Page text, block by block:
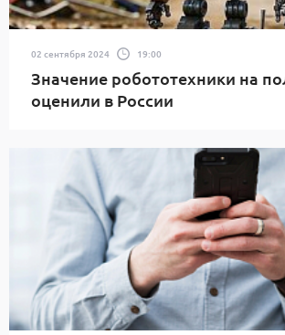
02 сентября 2024 19:00
Значение робототехники на
оценили в России